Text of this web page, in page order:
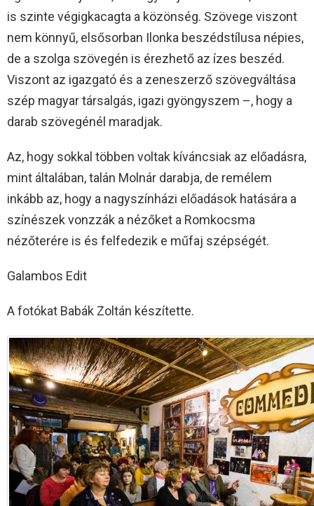
is szinte végigkacagta a közönség. Szövege viszont
nem könnyű, elsősorban Ilonka beszédstílusa népies,
de a szolga szövegén is érezhető az ízes beszéd.
Viszont az igazgató és a zeneszerző szövegváltása
szép magyar társalgás, igazi gyöngyszem –, hogy a
darab szövegénél maradjak.
Az, hogy sokkal többen voltak kíváncsiak az előadásra,
mint általában, talán Molnár darabja, de remélem
inkább az, hogy a nagyszínházi előadások hatására a
színészek vonzzák a nézőket a Romkocsma
nézőterére is és felfedezik e műfaj szépségét.
Galambos Edit
A fotókat Babák Zoltán készítette.